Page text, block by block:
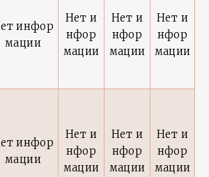
инфор
мации
Нет и
нфор
мации
Нет и
нфор
мации
Нет и
нфор
мации
инфор
мации
Нет и
нфор
мации
Нет и
нфор
мации
Нет и
нфор
мации